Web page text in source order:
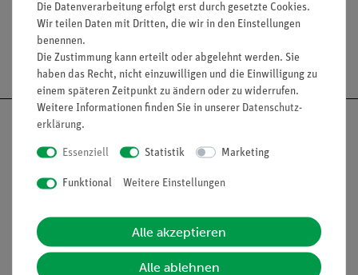
Versandkostenfrei ab 300,- €
Informationen Service
Die Datenverarbeitung erfolgt erst durch gesetzte Cookies.
Wir teilen Daten mit Dritten, die wir in den Einstellungen
benennen.
Die Zustimmung kann erteilt oder abgelehnt werden. Sie
haben das Recht, nicht einzuwilligen und die Einwilligung zu
einem späteren Zeitpunkt zu ändern oder zu widerrufen.
Weitere Informationen finden Sie in unserer Daten­schutz­
erklärung.
Essenziell Statistik Marketing
Funktional Weitere Einstellungen
Alle akzeptieren
Alle ablehnen